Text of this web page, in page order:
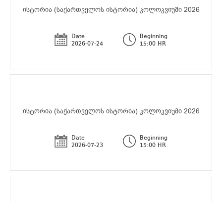
ისტორია (საქართველოს ისტორია) კოლოკვიუმი 2026
Date
2026-07-24
Beginning
15:00 HR
ისტორია (საქართველოს ისტორია) კოლოკვიუმი 2026
Date
2026-07-23
Beginning
15:00 HR